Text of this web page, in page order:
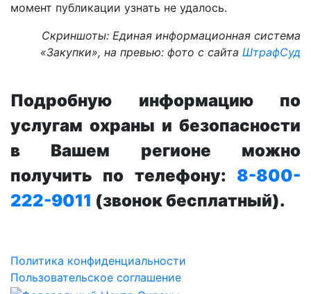
момент публикации узнать не удалось.
Скриншоты: Единая информационная система
«Закупки», на превью: фото с сайта ШтрафСуд
Подробную информацию по
услугам охраны и безопасности
в Вашем регионе можно
получить по телефону: 8-800-
222-9011 (звонок бесплатный).
Политика конфиденциальности
Пользовательское соглашение